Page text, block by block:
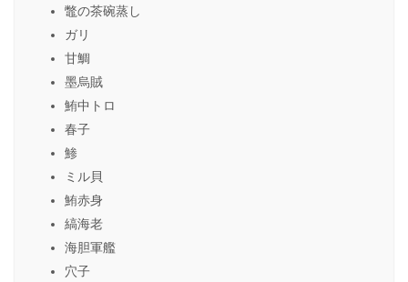
鼈の茶碗蒸し
ガリ
甘鯛
墨烏賊
鮪中トロ
春子
鯵
ミル貝
鮪赤身
縞海老
海胆軍艦
穴子